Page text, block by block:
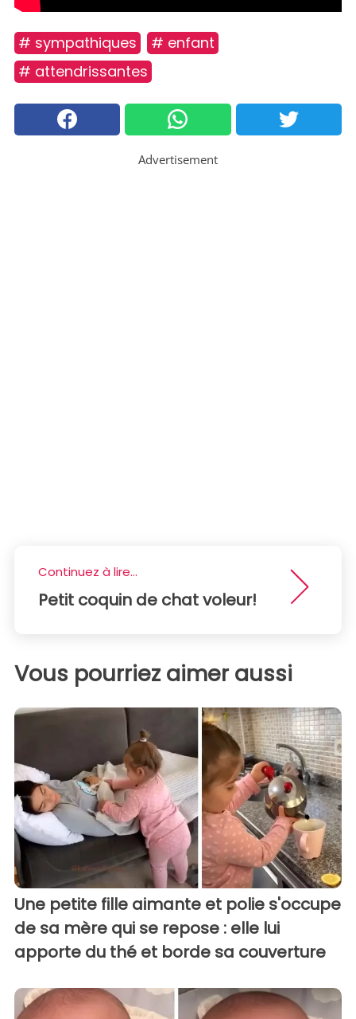
# sympathiques
# enfant
# attendrissantes
Advertisement
Continuez à lire...
Petit coquin de chat voleur!
Vous pourriez aimer aussi
Une petite fille aimante et polie s'occupe
de sa mère qui se repose : elle lui
apporte du thé et borde sa couverture